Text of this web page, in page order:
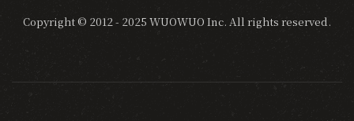
Copyright © 2012 - 2025 WUOWUO Inc. All rights reserved.